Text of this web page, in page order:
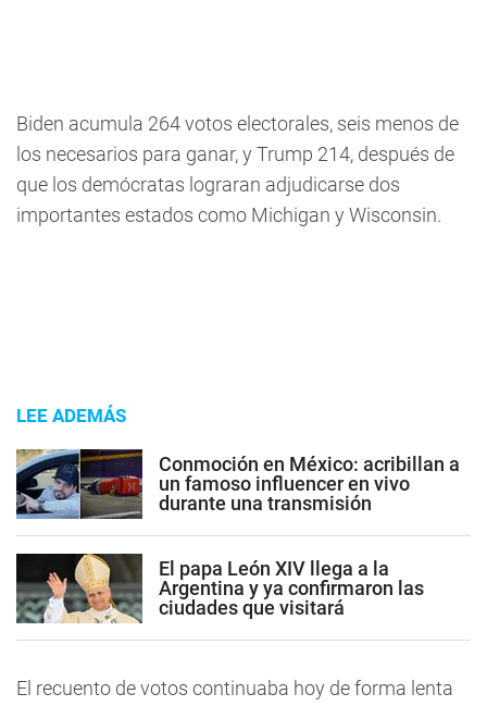
Biden acumula 264 votos electorales, seis menos de
los necesarios para ganar, y Trump 214, después de
que los demócratas lograran adjudicarse dos
importantes estados como Michigan y Wisconsin.
LEE ADEMÁS
Conmoción en México: acribillan a
un famoso influencer en vivo
durante una transmisión
El papa León XIV llega a la
Argentina y ya confirmaron las
ciudades que visitará
El recuento de votos continuaba hoy de forma lenta